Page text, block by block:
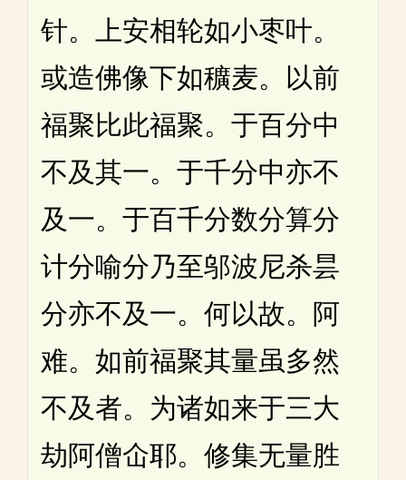
针。上安相轮如小枣叶。
或造佛像下如穬麦。以前
福聚比此福聚。于百分中
不及其一。于千分中亦不
及一。于百千分数分算分
计分喻分乃至邬波尼杀昙
分亦不及一。何以故。阿
难。如前福聚其量虽多然
不及者。为诸如来于三大
劫阿僧仚耶。修集无量胜